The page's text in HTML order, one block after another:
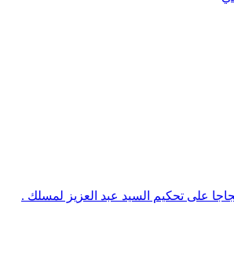
على تحكيم السيد عبد العزيز لمسلك .